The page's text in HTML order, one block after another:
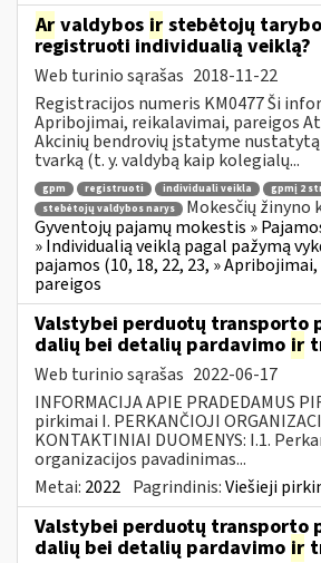
Ar valdybos ir stebėtojų
registruoti individualią veiklą?
Web turinio sąrašas 2018-11-22
Registracijos numeris KM0477 Ši
Apribojimai, reikalavimai, pareigos
Akcinių bendrovių įstatyme
tvarką (t. y. valdybą kaip kolegialų...
gpm registruoti individuali veikla gpmį 2
stebėtojų valdybos narys
Mokesčių žinyno
Gyventojų pajamų mokestis »
» Individualią veiklą pagal pažymą
pajamos (10, 18, 22, 23, »
pareigos
Valstybei perduotų transporto
dalių bei detalių pardavimo ir
Web turinio sąrašas 2022-06-17
INFORMACIJA APIE PRADEDAMUS
pirkimai I. PERKANČIOJI
KONTAKTINIAI DUOMENYS: I.1.
organizacijos pavadinimas...
Metai: 2022 Pagrindinis:Viešieji
Valstybei perduotų transporto
dalių bei detalių pardavimo ir